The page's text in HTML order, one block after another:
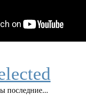
последние...